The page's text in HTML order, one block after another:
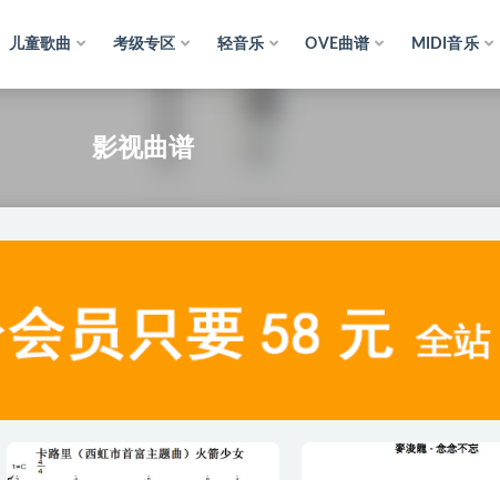
儿童歌曲 考级专区 轻音乐 OVE曲谱 MIDI音乐
影视曲谱